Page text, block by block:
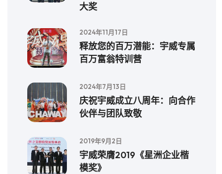
大奖
2024年11月17日
释放您的百万潜能：宇威专属
百万富翁特训营
2024年7月13日
庆祝宇威成立八周年：向合作
伙伴与团队致敬
2019年9月2日
宇威荣膺2019《星洲企业楷
模奖》